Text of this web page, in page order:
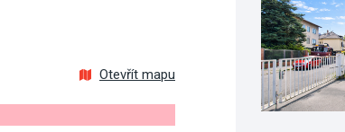
Otevřít mapu